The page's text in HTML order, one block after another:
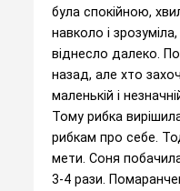
була спокійною,
навколо і
віднесло далеко.
назад, але хто
маленькій і
Тому рибка
рибкам про себе.
мети. Соня
3-4 рази.